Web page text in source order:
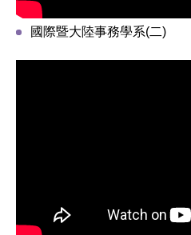
國際暨大陸事務學系(二)